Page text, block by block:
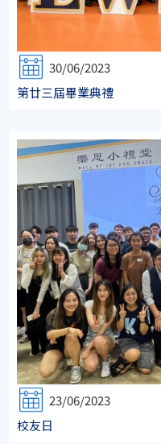
30/06/2023
第廿三屆畢業典禮
23/06/2023
校友日